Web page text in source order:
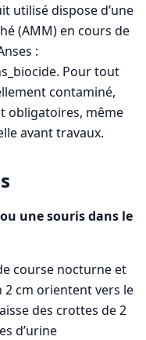
utilisé dispose d’une
(AMM) en cours de
:
Pour tout
contaminé,
obligatoires, même
avant travaux.
une souris dans le
course nocturne et
2 cm orientent vers le
des crottes de 2
d’urine